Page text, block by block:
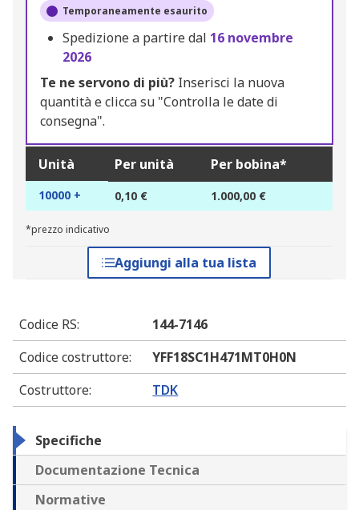
Temporaneamente esaurito
Spedizione a partire dal 16 novembre
2026
Te ne servono di più? Inserisci la nuova
quantità e clicca su "Controlla le date di
consegna".
Unità Per unità Per bobina*
10000 + 0,10 € 1.000,00 €
*prezzo indicativo
Aggiungi alla tua lista
Codice RS:
144-7146
Codice costruttore:
YFF18SC1H471MT0H0N
Costruttore: TDK
Specifiche
Documentazione Tecnica
Normative